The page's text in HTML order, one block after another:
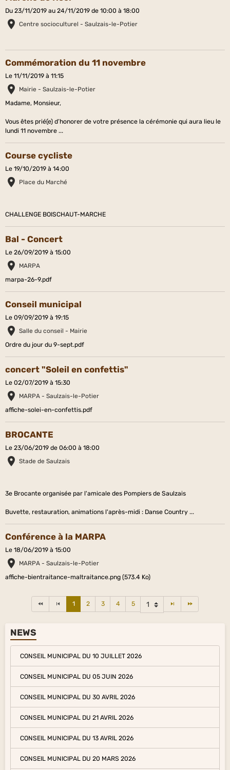
Du 23/11/2019 au 24/11/2019 de 10:00 à 18:00
Centre socioculturel - Saulzais-le-Potier
Commémoration du 11 novembre
Le 11/11/2019 à 11:15
Mairie - Saulzais-le-Potier
Madame, Monsieur,
Vous êtes prié(e) d’honorer de votre présence la cérémonie qui aura lieu le
lundi 11 novembre ...
Course cycliste
Le 19/10/2019 à 14:00
Place du Marché
CHALLENGE BOISCHAUT-MARCHE
Bal - Concert
Le 26/09/2019 à 15:00
MARPA
marpa-26-9.pdf
Conseil municipal
Le 09/09/2019 à 19:15
Salle du conseil - Mairie
Ordre du jour du 9-sept.pdf
concert "Soleil en confettis"
Le 02/07/2019 à 15:30
MARPA - Saulzais-le-Potier
affiche-solei-en-confettis.pdf
BROCANTE
Le 23/06/2019 de 06:00 à 18:00
Stade de Saulzais
3e Brocante organisée par l'amicale des Pompiers de Saulzais
Buvette, restauration, animations l'après-midi : Danse Country ...
Conférence à la MARPA
Le 18/06/2019 à 15:00
MARPA - Saulzais-le-Potier
affiche-bientraitance-maltraitance.png (573.4 Ko)
1 2 3 4 5
NEWS
CONSEIL MUNICIPAL DU 10 JUILLET 2026
CONSEIL MUNICIPAL DU 05 JUIN 2026
CONSEIL MUNICIPAL DU 30 AVRIL 2026
CONSEIL MUNICIPAL DU 21 AVRIL 2026
CONSEIL MUNICIPAL DU 13 AVRIL 2026
CONSEIL MUNICIPAL DU 20 MARS 2026